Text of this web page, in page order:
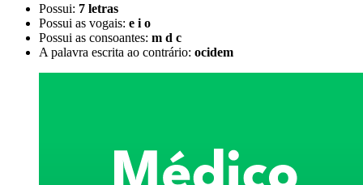
Possui: 7 letras
Possui as vogais: e i o
Possui as consoantes: m d c
A palavra escrita ao contrário: ocidem